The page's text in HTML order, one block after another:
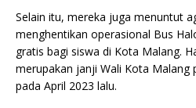
Selain itu, mereka juga menuntut
menghentikan operasional Bus
gratis bagi siswa di Kota Malang.
merupakan janji Wali Kota Malang
pada April 2023 lalu.